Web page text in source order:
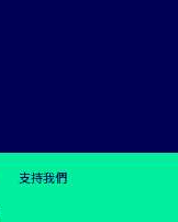
支持我們